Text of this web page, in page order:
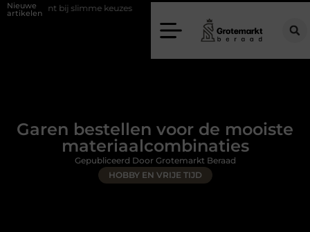
Nieuwe
artikelen
bij slimme keuzes Waarom kiezen voor een rijschool in Utrecht?
Garen bestellen voor de mooiste
materiaalcombinaties
HOBBY EN VRIJE TIJD
Gepubliceerd Door Grotemarkt Beraad